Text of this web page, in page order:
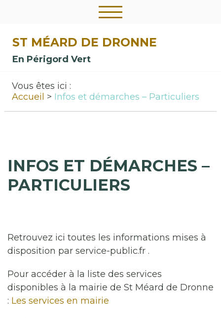
ST MÉARD DE DRONNE
En Périgord Vert
Vous êtes ici :
Accueil
Infos et démarches – Particuliers
INFOS ET DÉMARCHES –
PARTICULIERS
Retrouvez ici toutes les informations mises à
disposition par service-public.fr .
Pour accéder à la liste des services
disponibles à la mairie de St Méard de Dronne
: Les services en mairie